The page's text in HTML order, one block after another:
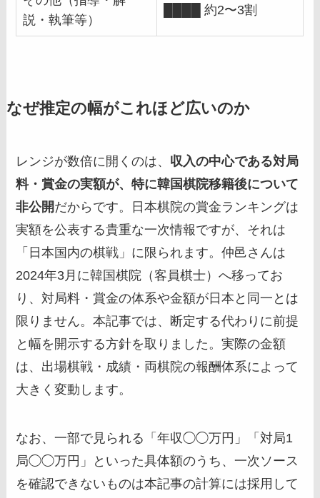
説・執筆等）
████ 約2〜3割
なぜ推定の幅がこれほど広いのか
レンジが数倍に開くのは、 収入の中心である対局
料・賞金の実額が、特に韓国棋院移籍後について
非公開だからです。日本棋院の賞金ランキングは
実額を公表する貴重な一次情報ですが、それは
「日本国内の棋戦」に限られます。仲邑さんは
2024年3月に韓国棋院（客員棋士）へ移ってお
り、対局料・賞金の体系や金額が日本と同一とは
限りません。本記事では、断定する代わりに前提
と幅を開示する方針を取りました。実際の金額
は、出場棋戦・成績・両棋院の報酬体系によって
大きく変動します。
なお、一部で見られる「年収◯◯万円」「対局1
局◯◯万円」といった具体額のうち、一次ソース
を確認できないものは本記事の計算には採用して